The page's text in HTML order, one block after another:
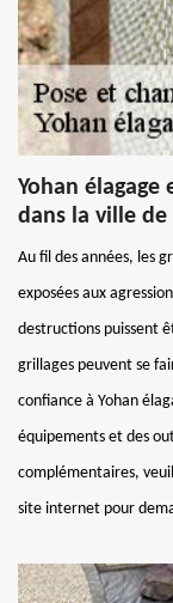
Yohan élagage
dans la ville
Au fil des années, les
exposées aux
destructions puissent
grillages peuvent se
confiance à Yohan
équipements et des
complémentaires,
site internet pour